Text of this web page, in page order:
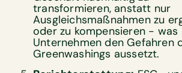
transformieren, anstatt nur
Ausgleichsmaßnahmen zu
oder zu kompensieren - was
Unternehmen den Gefahren
Greenwashings aussetzt.